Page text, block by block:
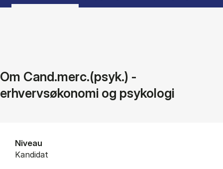
Om Cand.merc.(psyk.) -
erhvervsøkonomi og psykologi
Niveau
Kandidat